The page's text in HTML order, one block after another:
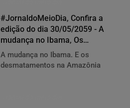
#JornaldoMeioDia, Confira a
edição do dia 30/05/2059 - A
mudança no Ibama, Os
desmatamentos na Amazônia,
Eleições
A mudança no Ibama. E os
desmatamentos na Amazônia